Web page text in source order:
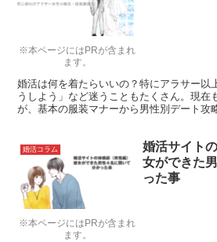
※本ページにはPRが含まれ
ます。
婚活は何を着たらいいの？特にアラサー以
うしよう」など迷うこともたくさん。現在
が、基本の服装マナーから男性別デート攻
※本ページにはPRが含まれ
ます。
婚活コラム
婚活サイト
女ができた
った事